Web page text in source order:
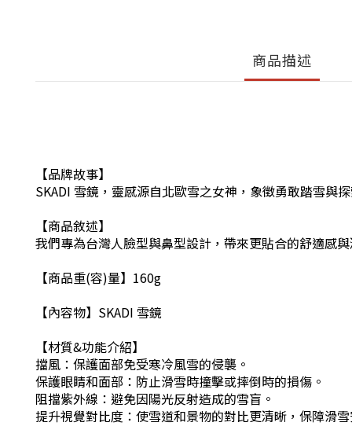
商品描述
【品牌故事】
SKADI 雪鏡，靈感源自北歐雪之女神，象徵勇敢踏雪與
【商品敘述】
我們專為台灣人臉型與鼻型設計，帶來更貼合的舒適感
【商品重(容)量】160g
【內容物】SKADI 雪鏡
【材質&功能介紹】
擋風：保護面部免受寒冷風雪的侵襲。
保護眼睛和面部：防止滑雪時撞擊或摔倒時的損傷。
阻擋紫外線：避免因陽光反射造成的雪盲。
提升視覺對比度：使雪道和景物的對比更清晰，保障滑